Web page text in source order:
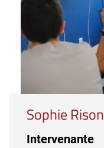
Sophie Rison
Intervenante